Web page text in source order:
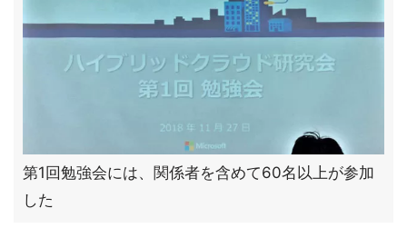
第1回勉強会には、関係者を含めて60名以上が参加
した